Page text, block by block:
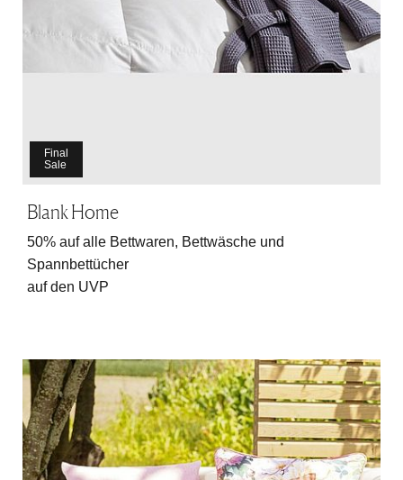
Final
Sale
Blank Home
50% auf alle Bettwaren, Bettwäsche und
Spannbettücher
auf den UVP